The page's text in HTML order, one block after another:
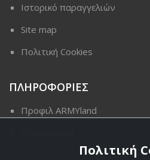
Ιστορικό παραγγελιών
Site map
Πολιτική Cookies
ΠΛΗΡΟΦΟΡΙΕΣ
Προφιλ ARMYland
Πολιτική